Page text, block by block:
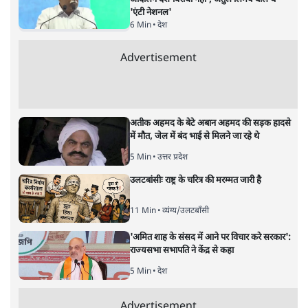
लेखक पत्रकार हैं, अर्थतंत्र और अंतरराष्ट्रीय विषयों पर लिखते रहते हैं।
सबरीमला: अनुयायियों को अंधविश्वास,
पाखंडों से मुक्त करें धर्मगुरु
विचार| डॉ. वेद प्रताप वैदिक|
डॉ. वेद प्रताप वैदिक